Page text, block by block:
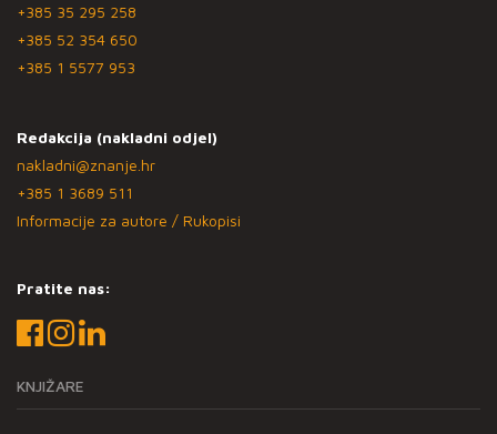
+385 35 295 258
+385 52 354 650
+385 1 5577 953
Redakcija (nakladni odjel)
nakladni@znanje.hr
+385 1 3689 511
Informacije za autore / Rukopisi
Pratite nas:
KNJIŽARE